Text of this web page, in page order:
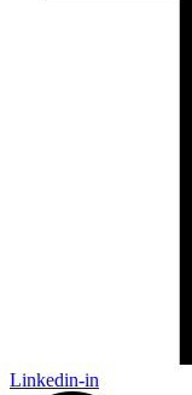
Linkedin-in